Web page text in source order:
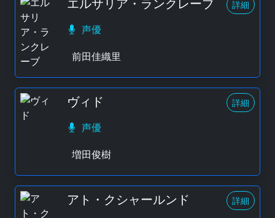
詳細
声優
前田佳織里
ヴィド 詳細
声優
増田俊樹
アト・クシャールンド 詳細